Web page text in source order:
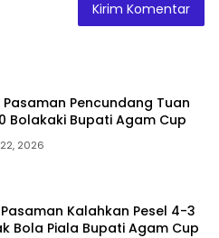
Pasaman Pencundang Tuan
Bolakaki Bupati Agam Cup
2026
Pasaman Kalahkan Pesel 4-3
Bola Piala Bupati Agam Cup